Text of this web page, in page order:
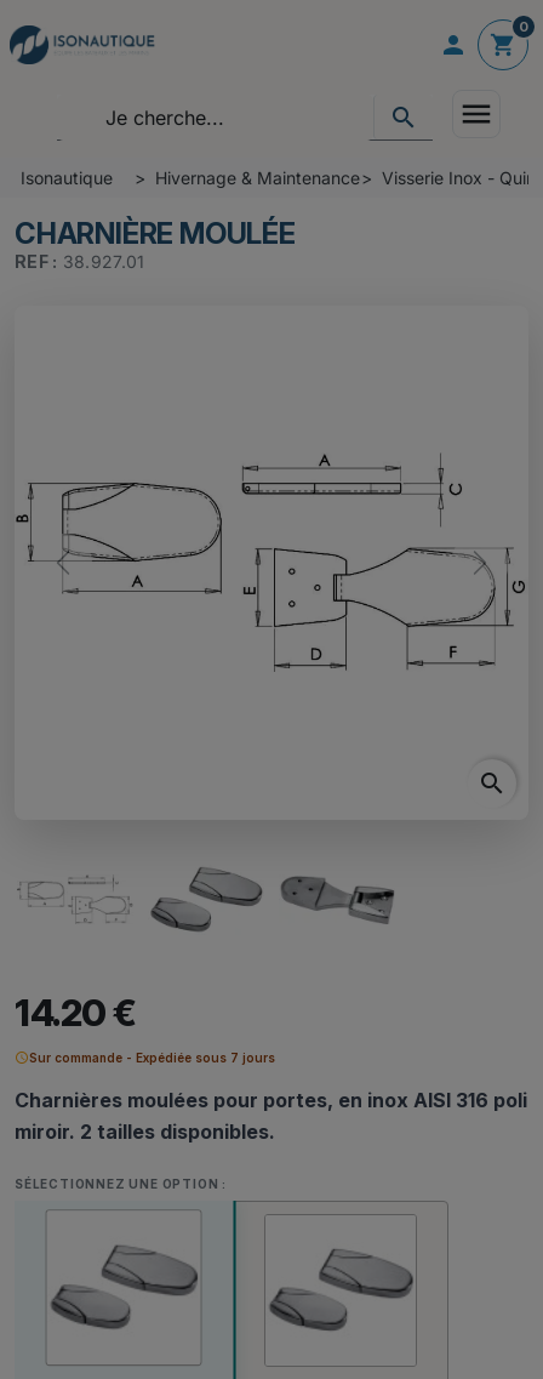
 shopping_cart
0
search menu
Isonautique Hivernage & Maintenance Visserie Inox -
CHARNIÈRE MOULÉE
REF : 38.927.01
Previous Next
search
14.20 €
scheduleSur commande - Expédiée sous 7 jours
Charnières moulées pour portes, en inox AISI 316 poli
miroir. 2 tailles disponibles.
SÉLECTIONNEZ UNE OPTION :